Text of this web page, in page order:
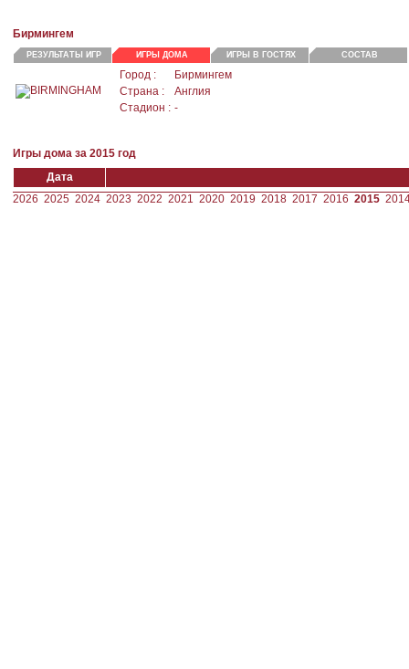
Бирмингем
РЕЗУЛЬТАТЫ ИГР ИГРЫ ДОМА ИГРЫ В ГОСТЯХ СОСТАВ
Город :
Бирмингем
Страна :
Англия
Стадион : -
Игры дома за 2015 год
Дата
2026 2025 2024 2023 2022 2021 2020 2019 2018 2017 2016 2015